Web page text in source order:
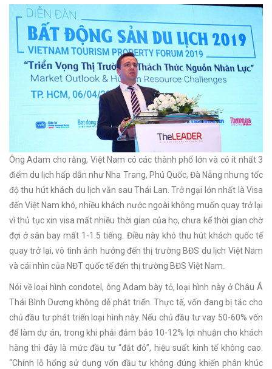
Ông Adam cho rằng, Việt Nam có các thành phố lớn và có ít nhất 3
điểm du lịch hấp dẫn như Nha Trang, Phú Quốc, Đà Nẵng nhưng tốc
độ thu hút khách du lịch vẫn sau Thái Lan. Trở ngại lớn nhất là Visa
đến Việt Nam khó, nhiều khách nước ngoài không muốn quay trở lại
vì thủ tục xin visa mất nhiều thời gian của họ, chưa kể thời gian chờ
đợi ở sân bay mất 1-1.5 tiếng. Điều này khó thu hút khách quốc tế
quay trở lại, vô tình ảnh hưởng đến thị trường BĐS du lịch Việt Nam
và cái nhìn của NĐT quốc tế đến thị trường BĐS Việt Nam.
Nói về loại hình condotel, ông Adam bày tỏ, loại hình này ở Châu Á
Thái Bình Dương không dễ phát triển. Thực tế, vốn đang bị tắc cho
chủ đầu tư phát triển loại hình này. Nếu chủ đầu tư vay 50-60% vốn
để làm dự án, trong khi phải đảm bảo 10-12% lợi nhuận cho khách
hàng thì đây là mức đầu tư “đắt đỏ”, hiệu suất kinh tế không cao.
“Chính lỗ hổng sử dụng vốn đầu tư không đúng khiến phân khúc